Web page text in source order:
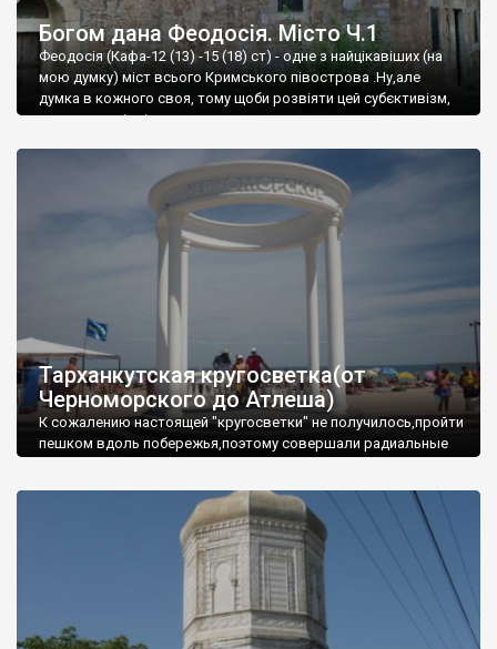
Богом дана Феодосія. Місто Ч.1
Феодосія (Кафа-12 (13) -15 (18) ст) - одне з найцікавіших (на
мою думку) міст всього Кримського півострова .Ну,але
думка в кожного своя, тому щоби розвіяти цей субєктивізм,
запрошую відвідати це
Тарханкутская кругосветка(от
Черноморского до Атлеша)
К сожалению настоящей "кругосветки" не получилось,пройти
пешком вдоль побережья,поэтому совершали радиальные